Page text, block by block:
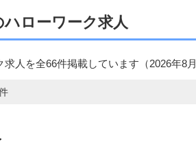
ローワーク求人
求人を全66件掲載しています（2026年8